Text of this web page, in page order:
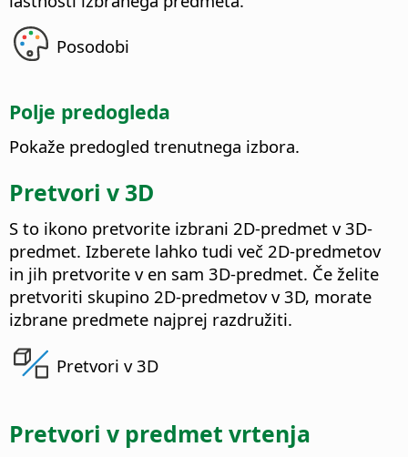
Posodobi
Polje predogleda
Pokaže predogled trenutnega izbora.
Pretvori v 3D
S to ikono pretvorite izbrani 2D-predmet v 3D-
predmet. Izberete lahko tudi več 2D-predmetov
in jih pretvorite v en sam 3D-predmet. Če želite
pretvoriti skupino 2D-predmetov v 3D, morate
izbrane predmete najprej razdružiti.
Pretvori v 3D
Pretvori v predmet vrtenja